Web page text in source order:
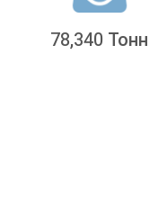
78,340 Тонн